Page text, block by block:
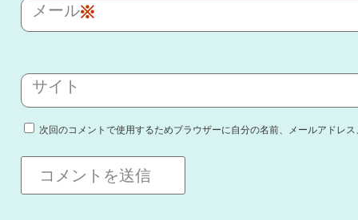
メール※
サイト
次回のコメントで使用するためブラウザーに自分の名前、メールアドレ